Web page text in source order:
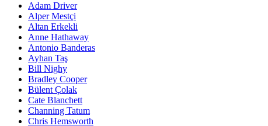
Adam Driver
Alper Mestçi
Altan Erkekli
Anne Hathaway
Antonio Banderas
Ayhan Taş
Bill Nighy
Bradley Cooper
Bülent Çolak
Cate Blanchett
Channing Tatum
Chris Hemsworth